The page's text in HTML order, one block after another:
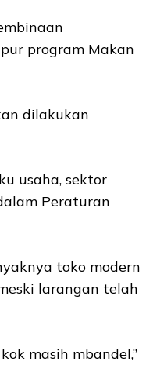
program Makan
dilakukan
usaha, sektor
Peraturan
toko modern
larangan telah
masih mbandel,”